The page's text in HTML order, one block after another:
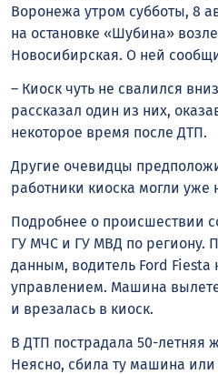
Воронежа утром субботы, 8
на остановке «Шубина»
Новосибирская. О ней
– Киоск чуть не свалился
рассказал один из них,
некоторое время после ДТП.
Другие очевидцы
работники киоска могли уже
Подробнее о происшествии
ГУ МЧС и ГУ МВД по региону.
данным, водитель Ford Fiesta
управлением. Машина
и врезалась в киоск.
В ДТП пострадала 50-летняя
Неясно, сбила ту машина